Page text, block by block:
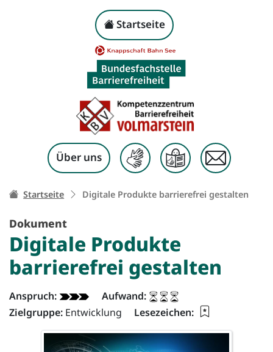
Zum Inhalt springen
Digitale Produkte
Kopf-Navigation
Startseite
Über uns
Ihr Weg zu dieser Seite:
Startseite Digitale Produkte barrierefrei gestalten
Dokument
Digitale Produkte
barrierefrei gestalten
Dokument - Info:
Anspruch:
Aufwand:
Zielgruppe: Entwicklung Lesezeichen: